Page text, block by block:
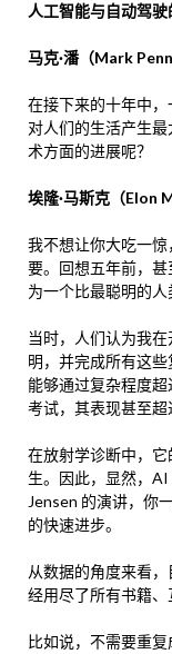
人工智能与自动驾驶
马克·潘（Mark Penn
在接下来的十年中
对人们的生活产生
术方面的进展呢？
埃隆·马斯克（Elon
我不想让你大吃一
要。回想五年前，
为一个比最聪明的人
当时，人们认为我
明，并完成所有这
能够通过复杂程度
考试，其表现甚至超
在放射学诊断中，
生。因此，显然，
Jensen 的演讲，你
的快速进步。
从数据的角度来看
经用尽了所有书籍、
比如说，不需要重